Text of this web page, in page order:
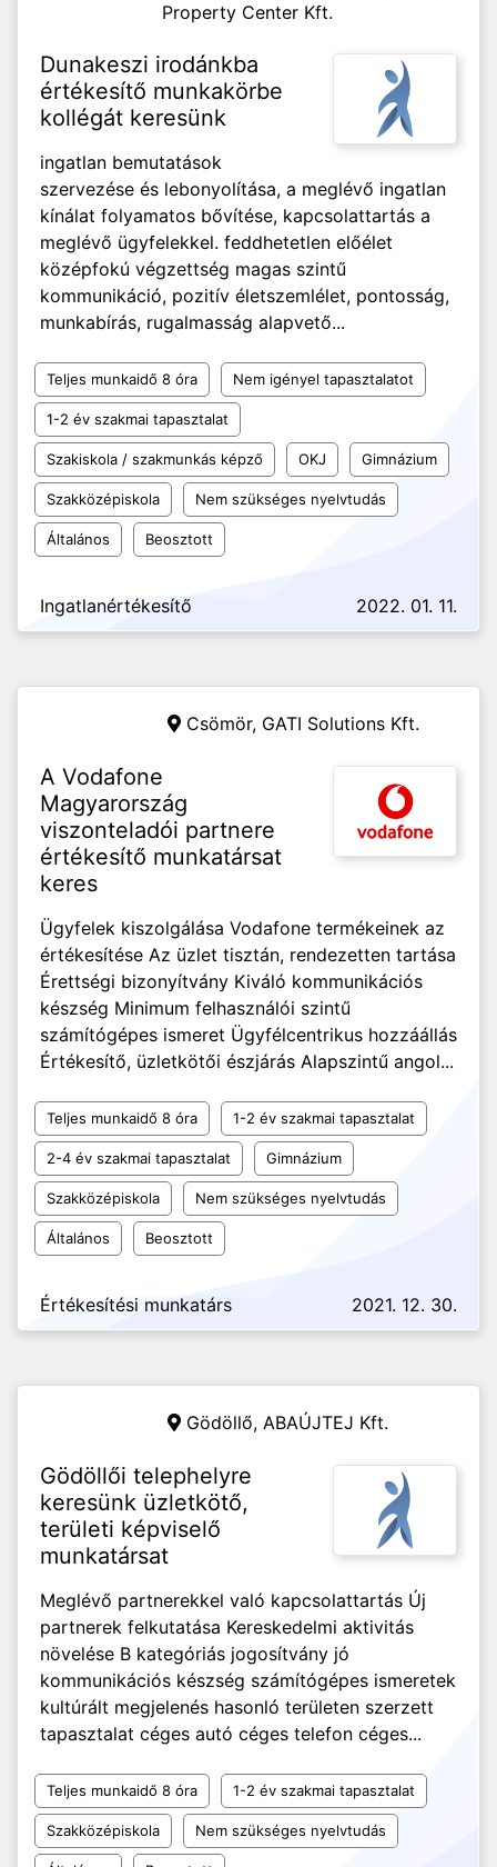
Property Center Kft.
Dunakeszi irodánkba
értékesítő munkakörbe
kollégát keresünk
ingatlan bemutatások
szervezése és lebonyolítása, a meglévő ingatlan
kínálat folyamatos bővítése, kapcsolattartás a
meglévő ügyfelekkel. feddhetetlen előélet
középfokú végzettség magas szintű
kommunikáció, pozitív életszemlélet, pontosság,
munkabírás, rugalmasság alapvető...
Teljes munkaidő 8 óra Nem igényel tapasztalatot
1-2 év szakmai tapasztalat
Szakiskola / szakmunkás képző OKJ Gimnázium
Szakközépiskola Nem szükséges nyelvtudás
Általános Beosztott
Ingatlanértékesítő 2022. 01. 11.
Csömör, GATI Solutions Kft.
A Vodafone
Magyarország
viszonteladói partnere
értékesítő munkatársat
keres
Ügyfelek kiszolgálása Vodafone termékeinek az
értékesítése Az üzlet tisztán, rendezetten tartása
Érettségi bizonyítvány Kiváló kommunikációs
készség Minimum felhasználói szintű
számítógépes ismeret Ügyfélcentrikus hozzáállás
Értékesítő, üzletkötői észjárás Alapszintű angol...
Teljes munkaidő 8 óra 1-2 év szakmai tapasztalat
2-4 év szakmai tapasztalat Gimnázium
Szakközépiskola Nem szükséges nyelvtudás
Általános Beosztott
Értékesítési munkatárs 2021. 12. 30.
Gödöllő, ABAÚJTEJ Kft.
Gödöllői telephelyre
keresünk üzletkötő,
területi képviselő
munkatársat
Meglévő partnerekkel való kapcsolattartás Új
partnerek felkutatása Kereskedelmi aktivitás
növelése B kategóriás jogosítvány jó
kommunikációs készség számítógépes ismeretek
kultúrált megjelenés hasonló területen szerzett
tapasztalat céges autó céges telefon céges...
Teljes munkaidő 8 óra 1-2 év szakmai tapasztalat
Szakközépiskola Nem szükséges nyelvtudás